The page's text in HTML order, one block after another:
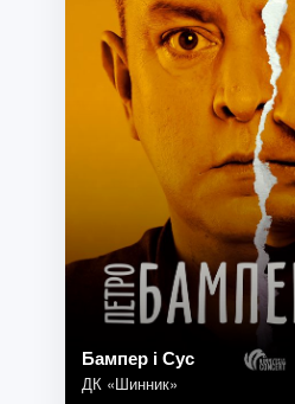
Бампер і Сус
ДК «Шинник»